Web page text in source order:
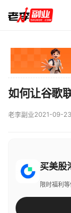
如何让谷歌
老李副业2021-09-
买美股
限时福利